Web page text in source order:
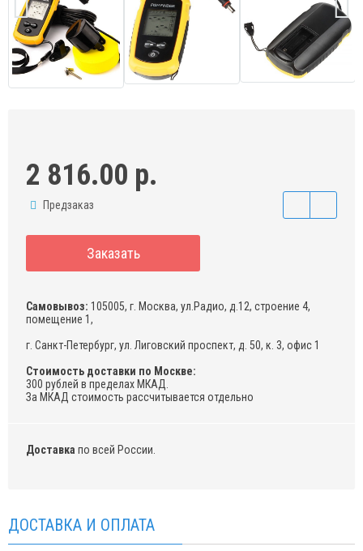
2 816.00 р.
Предзаказ
Заказать
Самовывоз: 105005, г. Москва, ул.Радио, д.12, строение 4,
помещение 1,
г. Санкт-Петербург, ул. Лиговский проспект, д. 50, к. 3, офис 1
Стоимость доставки по Москве:
300 рублей в пределах МКАД.
За МКАД стоимость рассчитывается отдельно
Доставка по всей России.
ДОСТАВКА И ОПЛАТА